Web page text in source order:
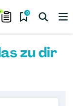
0
zu dir